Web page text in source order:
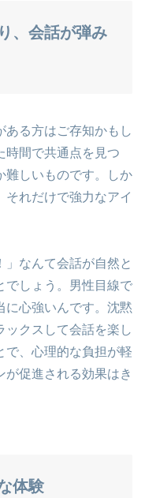
、会話が弾み
ある方はご存知かもし
時間で共通点を見つ
難しいものです。しか
それだけで強力なアイ
」なんて会話が自然と
でしょう。男性目線で
に心強いんです。沈黙
ックスして会話を楽し
で、心理的な負担が軽
促進される効果はき
体験